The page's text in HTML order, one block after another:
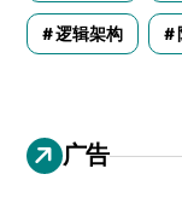
逻辑架构
广告